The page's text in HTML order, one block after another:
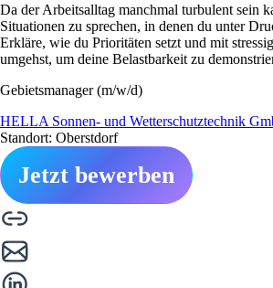
Da der Arbeitsalltag manchmal turbulent sein
Situationen zu sprechen, in denen du unter
Erkläre, wie du Prioritäten setzt und mit
umgehst, um deine Belastbarkeit zu
Gebietsmanager (m/w/d)
HELLA Sonnen- und Wetterschutztechnik
Standort: Oberstdorf
Jetzt bewerben